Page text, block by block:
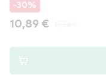
-30%
10,89 €